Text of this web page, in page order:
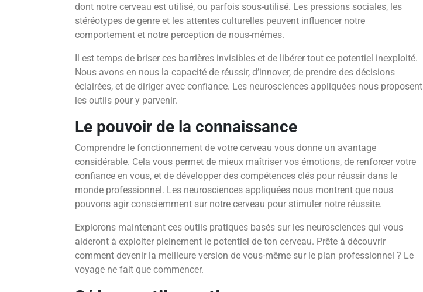
dont notre cerveau est utilisé, ou parfois sous-utilisé. Les pressions sociales, les
stéréotypes de genre et les attentes culturelles peuvent influencer notre
comportement et notre perception de nous-mêmes.
Il est temps de briser ces barrières invisibles et de libérer tout ce potentiel inexploité.
Nous avons en nous la capacité de réussir, d’innover, de prendre des décisions
éclairées, et de diriger avec confiance. Les neurosciences appliquées nous proposent
les outils pour y parvenir.
Le pouvoir de la connaissance
Comprendre le fonctionnement de votre cerveau vous donne un avantage
considérable. Cela vous permet de mieux maîtriser vos émotions, de renforcer votre
confiance en vous, et de développer des compétences clés pour réussir dans le
monde professionnel. Les neurosciences appliquées nous montrent que nous
pouvons agir consciemment sur notre cerveau pour stimuler notre réussite.
Explorons maintenant ces outils pratiques basés sur les neurosciences qui vous
aideront à exploiter pleinement le potentiel de ton cerveau. Prête à découvrir
comment devenir la meilleure version de vous-même sur le plan professionnel ? Le
voyage ne fait que commencer.